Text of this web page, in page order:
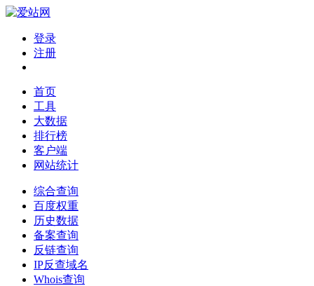
登录
注册
首页
工具
大数据
排行榜
客户端
网站统计
综合查询
百度权重
历史数据
备案查询
反链查询
IP反查域名
Whois查询